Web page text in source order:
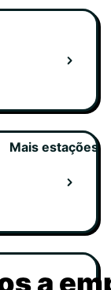
Mais estações
a